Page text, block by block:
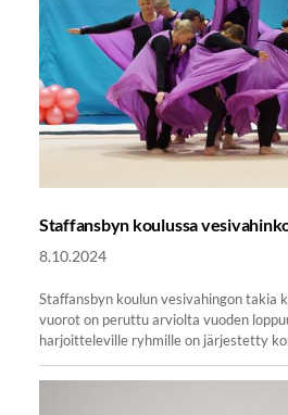
Staffansbyn koulussa
8.10.2024
Staffansbyn koulun vesivahingon takia
vuorot on peruttu arviolta vuoden
harjoitteleville ryhmille on järjestetty